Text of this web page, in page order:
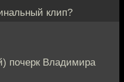
клип?
почерк Владимира